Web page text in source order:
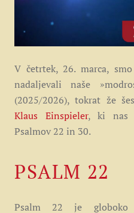
V četrtek, 26. marca,
nadaljevali naše
(2025/2026), tokrat že
Klaus Einspieler, ki nas
Psalmov 22 in 30.
PSALM 22
Psalm 22 je globoko